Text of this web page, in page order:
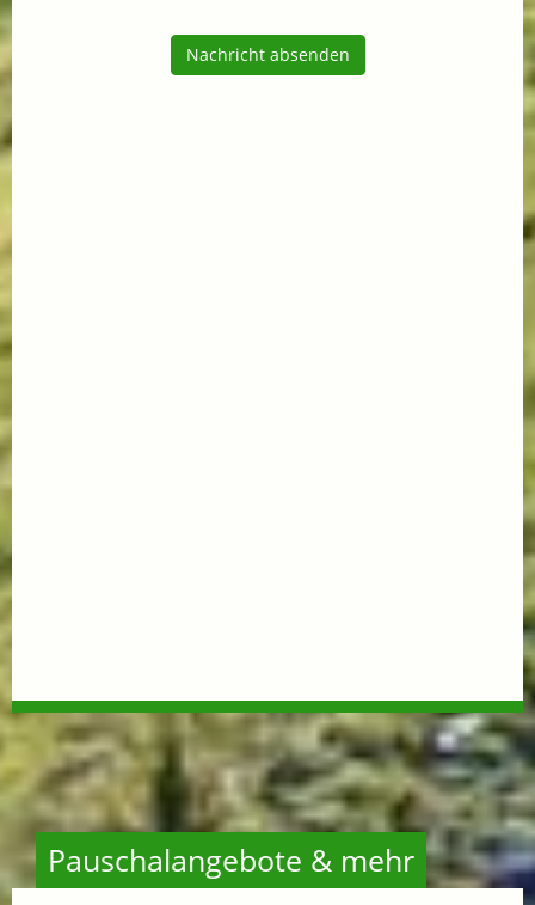
Nachricht absenden
Pauschalangebote & mehr